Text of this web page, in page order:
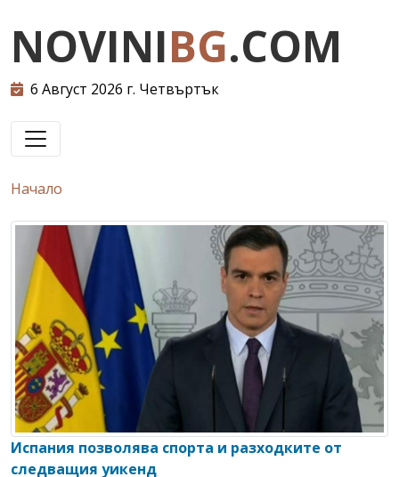
NOVINIBG.COM
6 Август 2026 г. Четвъртък
Начало
Испания позволява спорта и разходките от
следващия уикенд